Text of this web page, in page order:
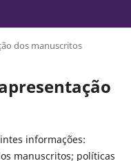
dos manuscritos
informações:
manuscritos; políticas